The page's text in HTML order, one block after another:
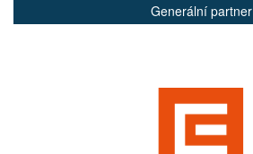
Generální partner